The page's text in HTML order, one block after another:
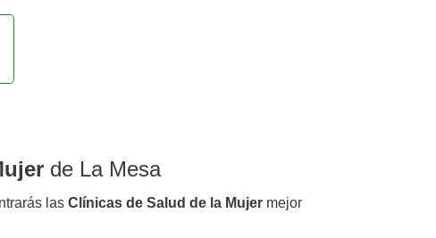
de La Mesa
las Clínicas de Salud de la Mujer mejor